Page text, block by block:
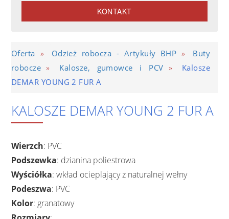
KONTAKT
Oferta » Odzież robocza - Artykuły BHP »
Buty
robocze » Kalosze, gumowce i PCV »
Kalosze
DEMAR YOUNG 2 FUR A
KALOSZE DEMAR YOUNG 2 FUR A
Wierzch: PVC
Podszewka: dzianina poliestrowa
Wyściółka: wkład ocieplający z naturalnej wełny
Podeszwa: PVC
Kolor: granatowy